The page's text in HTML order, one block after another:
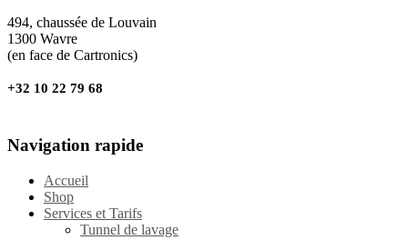
494, chaussée de Louvain
1300 Wavre
(en face de Cartronics)
+32 10 22 79 68
Navigation rapide
Accueil
Shop
Services et Tarifs
Tunnel de lavage